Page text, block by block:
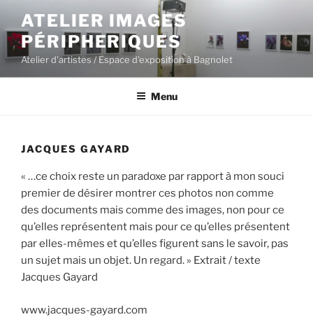
contenu
principal
ATELIER IMAGES
PÉRIPHERIQUES
Atelier d'artistes / Espace d'exposition à Bagnolet
Menu
JACQUES GAYARD
« …ce choix reste un paradoxe par rapport à mon souci
premier de désirer montrer ces photos non comme
des documents mais comme des images, non pour ce
qu’elles représentent mais pour ce qu’elles présentent
par elles-mêmes et qu’elles figurent sans le savoir, pas
un sujet mais un objet. Un regard. » Extrait / texte
Jacques Gayard
www.jacques-gayard.com